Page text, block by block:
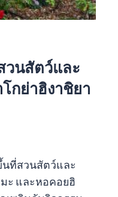
วนสัตว์และ
กย่าฮิงาชิยา
นที่สวนสัตว์และ
ะ และหอคอยฮิ